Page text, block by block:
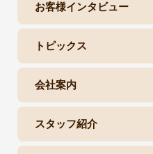
お客様インタビュー
トピックス
会社案内
スタッフ紹介